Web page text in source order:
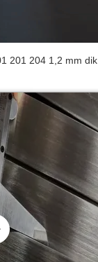
201 204 1,2 mm dik